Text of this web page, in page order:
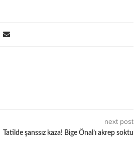
next post
Tatilde şanssız kaza! Bige Önal’ı akrep soktu